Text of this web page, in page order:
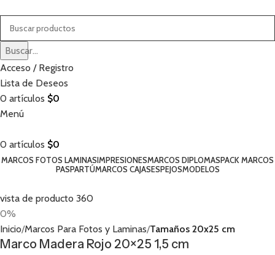
Buscar...
Acceso / Registro
Lista de Deseos
0 artículos $0
Menú
0 artículos $0
MARCOS FOTOS LAMINASIMPRESIONESMARCOS DIPLOMASPACK MARCOS
PASPARTÚMARCOS CAJASESPEJOSMODELOS
vista de producto 360
0%
Inicio Marcos Para Fotos y Laminas Tamaños 20x25 cm
Marco Madera Rojo 20×25 1,5 cm